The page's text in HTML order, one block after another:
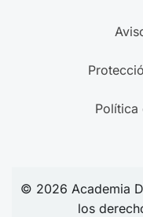
Política
© 2026 Academia
los